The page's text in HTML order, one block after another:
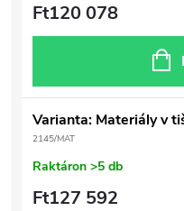
Ft120 078
Varianta: Materiály v
2145/MAT
Raktáron >5 db
Ft127 592